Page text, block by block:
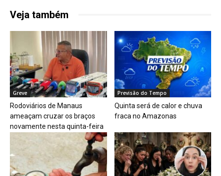
Veja também
Greve
Rodoviários de Manaus
ameaçam cruzar os braços
novamente nesta quinta-feira
Previsão do Tempo
Quinta será de calor e chuva
fraca no Amazonas